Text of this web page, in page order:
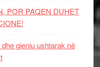
POR PAQEN DUHET
gjeniu ushtarak në